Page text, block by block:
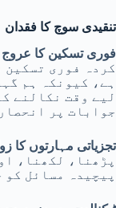
تنقیدی سوچ کا فقدان
فوری تسکین کا عروج
کردہ فوری تسکین
ہے، کیونکہ ہم
لیے وقت نکالنے
جوابات پر
تجزیاتی مہارتوں کا
پڑھنا، لکھنا،
پیچیدہ مسائل کو